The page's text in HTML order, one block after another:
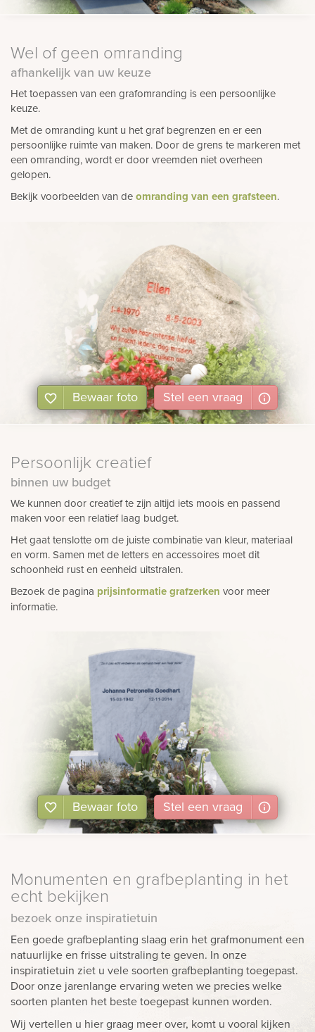
Wel of geen omranding
afhankelijk van uw keuze
Het toepassen van een grafomranding is een persoonlijke
keuze.
Met de omranding kunt u het graf begrenzen en er een
persoonlijke ruimte van maken. Door de grens te markeren met
een omranding, wordt er door vreemden niet overheen
gelopen.
Bekijk voorbeelden van deomranding van een grafsteen.
Bewaar foto Stel een vraag
Persoonlijk creatief
binnen uw budget
We kunnen door creatief te zijn altijd iets moois en passend
maken voor een relatief laag budget.
Het gaat tenslotte om de juiste combinatie van kleur, materiaal
en vorm. Samen met de letters en accessoires moet dit
schoonheid rust en eenheid uitstralen.
Bezoek de pagina prijsinformatie grafzerken voor meer
informatie.
Bewaar foto Stel een vraag
Monumenten en grafbeplanting in het
echt bekijken
bezoek onze inspiratietuin
Een goede grafbeplanting slaag erin het grafmonument een
natuurlijke en frisse uitstraling te geven. In onze
inspiratietuin ziet u vele soorten grafbeplanting toegepast.
Door onze jarenlange ervaring weten we precies welke
soorten planten het beste toegepast kunnen worden.
Wij vertellen u hier graag meer over, komt u vooral kijken